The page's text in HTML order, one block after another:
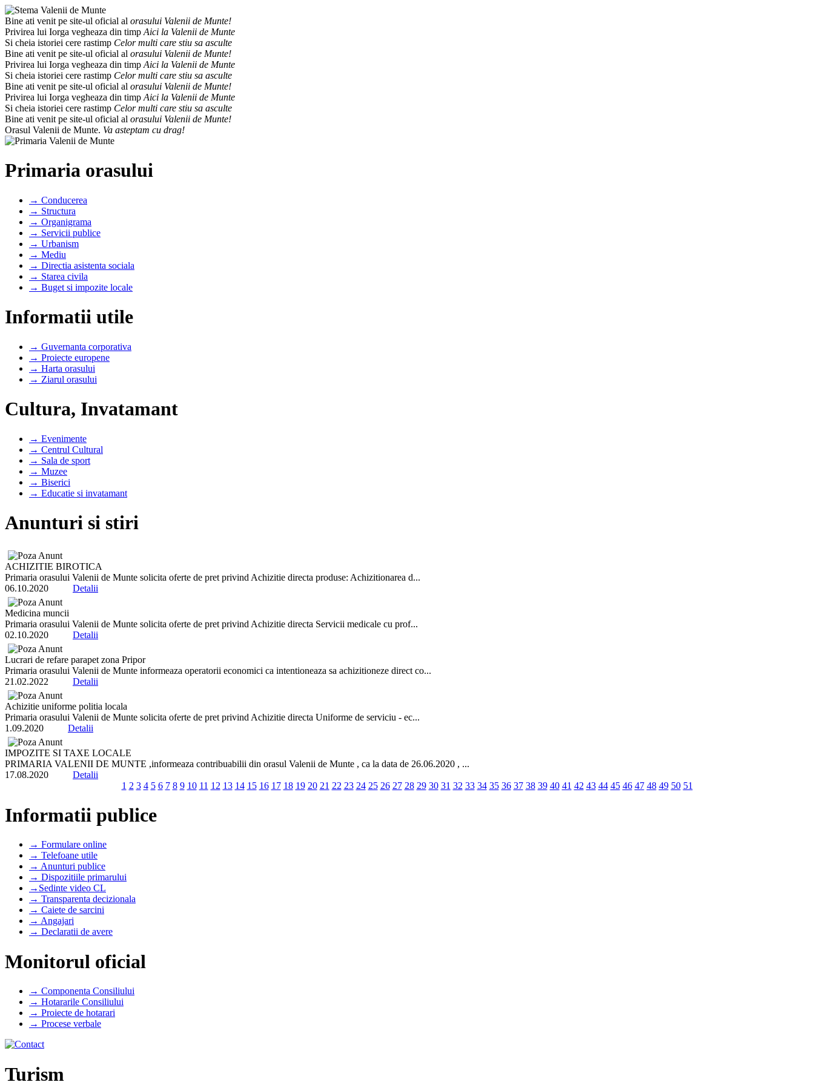
Bine ati venit pe site-ul oficial al orasului Valenii de Munte!
Privirea lui Iorga vegheaza din timp Aici la Valenii de Munte
Si cheia istoriei cere rastimp Celor multi care stiu sa asculte
Bine ati venit pe site-ul oficial al orasului Valenii de Munte!
Privirea lui Iorga vegheaza din timp Aici la Valenii de Munte
Si cheia istoriei cere rastimp Celor multi care stiu sa asculte
Bine ati venit pe site-ul oficial al orasului Valenii de Munte!
Privirea lui Iorga vegheaza din timp Aici la Valenii de Munte
Si cheia istoriei cere rastimp Celor multi care stiu sa asculte
Bine ati venit pe site-ul oficial al orasului Valenii de Munte!
Orasul Valenii de Munte. Va asteptam cu drag!
Primaria orasului
→ Conducerea
→ Structura
→ Organigrama
→ Servicii publice
→ Urbanism
→ Mediu
→ Directia asistenta sociala
→ Starea civila
→ Buget si impozite locale
Informatii utile
→ Guvernanta corporativa
→ Proiecte europene
→ Harta orasului
→ Ziarul orasului
Cultura, Invatamant
→ Evenimente
→ Centrul Cultural
→ Sala de sport
→ Muzee
→ Biserici
→ Educatie si invatamant
Anunturi si stiri
ACHIZITIE BIROTICA
Primaria orasului Valenii de Munte solicita oferte de pret privind Achizitie directa produse: Achizitionarea d...
06.10.2020 Detalii
Medicina muncii
Primaria orasului Valenii de Munte solicita oferte de pret privind Achizitie directa Servicii medicale cu prof...
02.10.2020 Detalii
Lucrari de refare parapet zona Pripor
Primaria orasului Valenii de Munte informeaza operatorii economici ca intentioneaza sa achizitioneze direct co...
21.02.2022 Detalii
Achizitie uniforme politia locala
Primaria orasului Valenii de Munte solicita oferte de pret privind Achizitie directa Uniforme de serviciu - ec...
1.09.2020 Detalii
IMPOZITE SI TAXE LOCALE
PRIMARIA VALENII DE MUNTE ,informeaza contribuabilii din orasul Valenii de Munte , ca la data de 26.06.2020 , ...
17.08.2020 Detalii
1 2 3 4 5 6 7 8 9 10 11 12 13 14 15 16 17 18 19 20 21 22 23 24 25 26 27 28 29 30 31 32 33 34 35 36 37 38 39 40 41 42 43 44 45 46 47 48 49 50 51
Informatii publice
→ Formulare online
→ Telefoane utile
→ Anunturi publice
→ Dispozitiile primarului
→Sedinte video CL
→ Transparenta decizionala
→ Caiete de sarcini
→ Angajari
→ Declaratii de avere
Monitorul oficial
→ Componenta Consiliului
→ Hotararile Consiliului
→ Proiecte de hotarari
→ Procese verbale
Turism